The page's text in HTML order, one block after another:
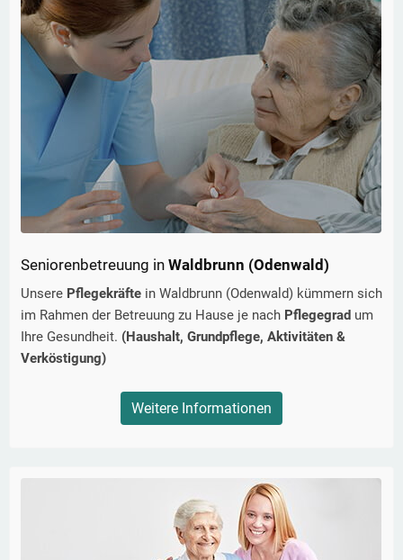
Seniorenbetreuung in Waldbrunn (Odenwald)
Unsere Pflegekräfte in Waldbrunn (Odenwald) kümmern sich
im Rahmen der Betreuung zu Hause je nach Pflegegrad um
Ihre Gesundheit. (Haushalt, Grundpflege, Aktivitäten &
Verköstigung)
Weitere Informationen